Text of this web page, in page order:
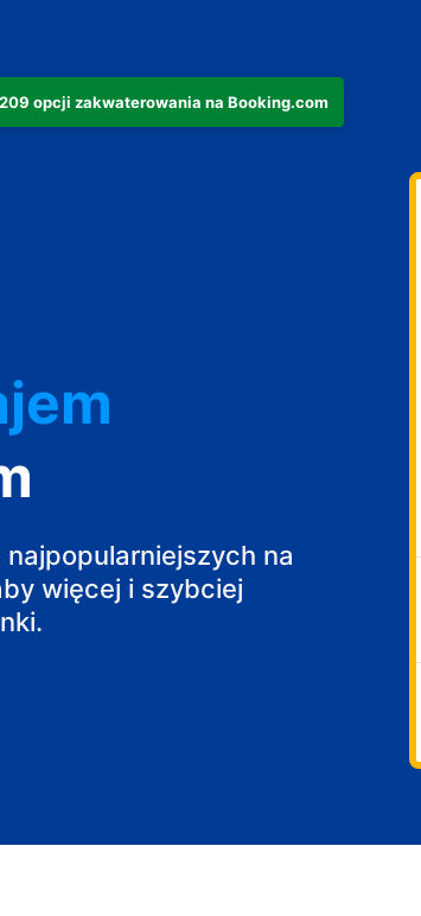
opcji zakwaterowania na Booking.com
na
więcej i szybciej